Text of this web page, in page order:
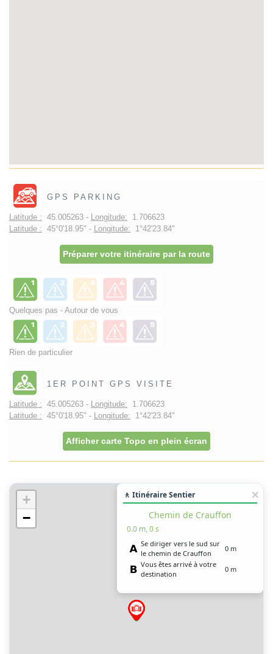
GPS PARKING
Latitude : 45.005263 - Longitude: 1.706623
Latitude : 45°0'18.95" - Longitude: 1°42'23.84"
Préparer votre itinéraire par la route
Quelques pas - Autour de vous
Rien de particulier
1ER POINT GPS VISITE
Latitude : 45.005263 - Longitude: 1.706623
Latitude : 45°0'18.95" - Longitude: 1°42'23.84"
Afficher carte Topo en plein écran
+
−
🚶 Itinéraire Sentier
Chemin de Crauffon
0.0 m, 0 s
Se diriger vers le sud sur
le chemin de Crauffon
0 m
Vous êtes arrivé à votre
destination
0 m